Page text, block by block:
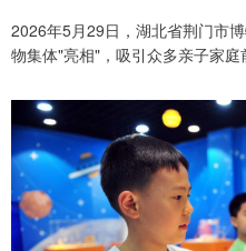
2026年5月29日，湖北省荆门市
物集体"亮相"，吸引众多亲子家